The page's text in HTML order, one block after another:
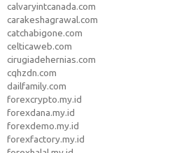
calvaryintcanada.com
carakeshagrawal.com
catchabigone.com
celticaweb.com
cirugiadehernias.com
cqhzdn.com
dailfamily.com
forexcrypto.my.id
forexdana.my.id
forexdemo.my.id
forexfactory.my.id